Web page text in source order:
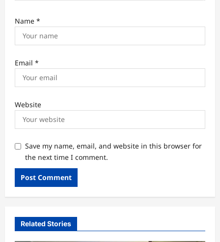
Name *
Email *
Website
Save my name, email, and website in this browser for
the next time I comment.
Related Stories